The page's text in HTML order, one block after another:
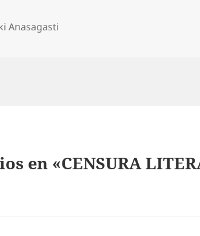
Anasagasti
en «CENSURA